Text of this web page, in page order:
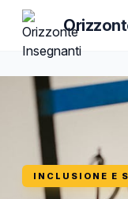
INCLUSIONE E